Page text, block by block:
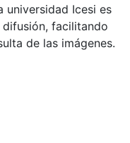
universidad Icesi es
facilitando
de las imágenes.